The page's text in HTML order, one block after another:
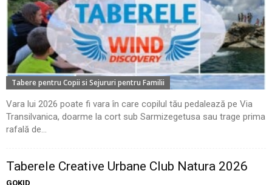
Tabere pentru Copii si Sejururi pentru Familii
Vara lui 2026 poate fi vara în care copilul tău pedalează pe Via
Transilvanica, doarme la cort sub Sarmizegetusa sau trage prima
rafală de...
Taberele Creative Urbane Club Natura 2026
GOKID